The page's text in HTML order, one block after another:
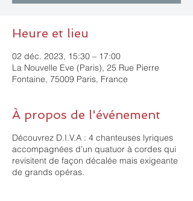
Heure et lieu
02 déc. 2023, 15:30 – 17:00
La Nouvelle Eve (Paris), 25 Rue Pierre
Fontaine, 75009 Paris, France
À propos de l'événement
Découvrez D.I.V.A : 4 chanteuses lyriques
accompagnées d’un quatuor à cordes qui
revisitent de façon décalée mais exigeante
de grands opéras.